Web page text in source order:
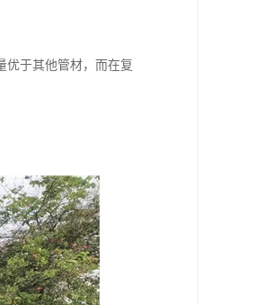
优于其他管材，而在复